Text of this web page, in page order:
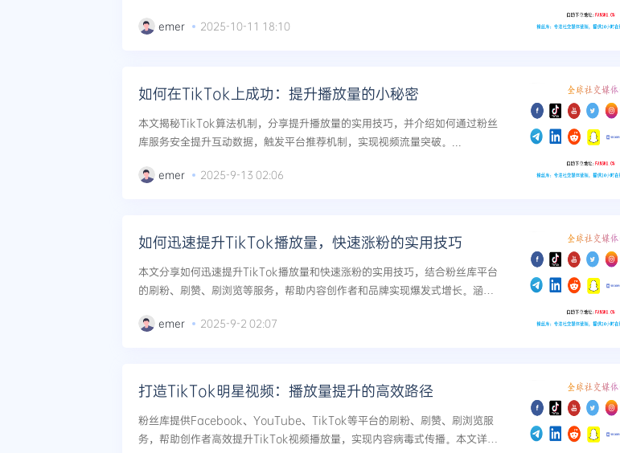
emer 2025-10-11 18:10
如何在TikTok上成功：提升播放量的小秘密
本文揭秘TikTok算法机制，分享提升播放量的实用技巧，并介绍如何通过粉丝
库服务安全提升互动数据，触发平台推荐机制，实现视频流量突破。...
emer 2025-9-13 02:06
如何迅速提升TikTok播放量，快速涨粉的实用技巧
本文分享如何迅速提升TikTok播放量和快速涨粉的实用技巧，结合粉丝库平台
的刷粉、刷赞、刷浏览等服务，帮助内容创作者和品牌实现爆发式增长。涵盖
emer 2025-9-2 02:07
打造TikTok明星视频：播放量提升的高效路径
粉丝库提供Facebook、YouTube、TikTok等平台的刷粉、刷赞、刷浏览服
务，帮助创作者高效提升TikTok视频播放量，实现内容病毒式传播。本文详解